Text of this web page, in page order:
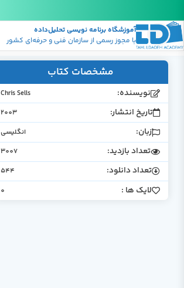
آموزشگاه برنامه نویسی تحلیل‌داده
با مجوز رسمی از سازمان فنی و حرفه‌ای کشور
مشخصات کتاب
نویسنده: Chris Sells
تاریخ انتشار: 2003
زبان: انگلیسی
تعداد بازدید: 3007
تعداد دانلود: 544
لایک ها : 0